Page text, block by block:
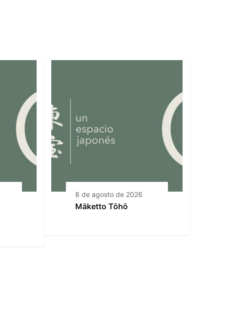
8 de agosto de 2026
Māketto Tōhō